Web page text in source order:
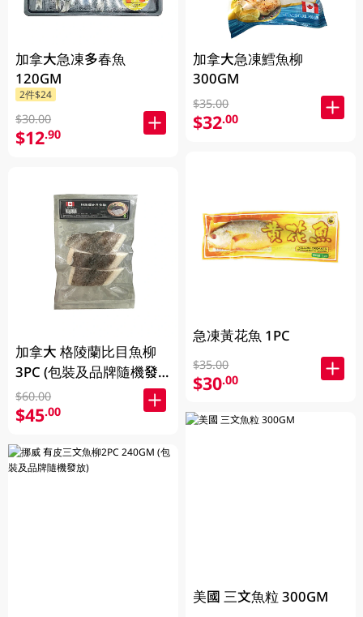
加拿大急凍多春魚
120GM
2件$24
$30.00
$12.90
加拿大 格陵蘭比目魚柳
3PC (包裝及品牌隨機發
放)
$60.00
$45.00
加拿大急凍鱈魚柳
300GM
$35.00
$32.00
急凍黃花魚 1PC
$35.00
$30.00
美國 三文魚粒 300GM